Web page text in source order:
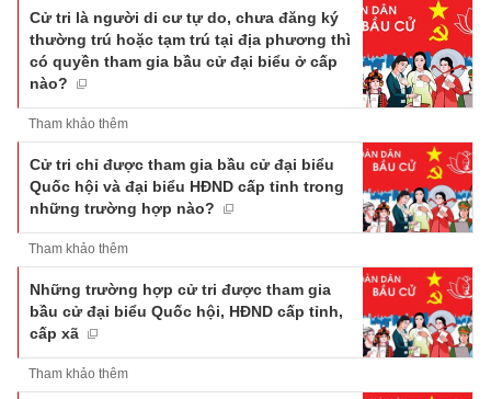
Cử tri là người di cư tự do, chưa đăng ký
thường trú hoặc tạm trú tại địa phương thì
có quyền tham gia bầu cử đại biểu ở cấp
nào?
Tham khảo thêm
Cử tri chỉ được tham gia bầu cử đại biểu
Quốc hội và đại biểu HĐND cấp tỉnh trong
những trường hợp nào?
Tham khảo thêm
Những trường hợp cử tri được tham gia
bầu cử đại biểu Quốc hội, HĐND cấp tỉnh,
cấp xã
Tham khảo thêm